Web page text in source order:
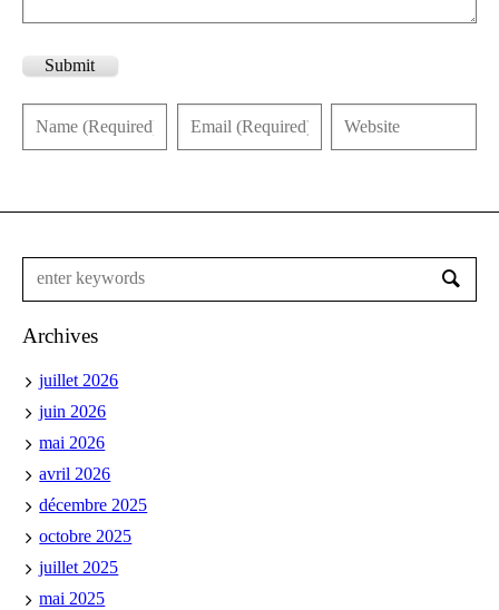
Submit
Archives
juillet 2026
juin 2026
mai 2026
avril 2026
décembre 2025
octobre 2025
juillet 2025
mai 2025